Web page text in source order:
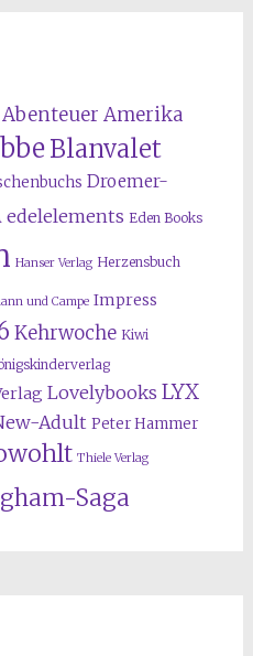
Abenteuer Amerika
Blanvalet
Droemer-
edelelements Eden Books
Hanser Verlag Herzensbuch
und Campe Impress
Kehrwoche Kiwi
Lovelybooks LYX
Adult Peter Hammer
Thiele Verlag
Saga